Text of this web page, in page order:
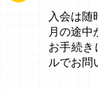
入会は随
月の途中
お手続き
ルでお問